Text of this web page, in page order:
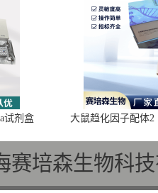
试剂盒 大鼠趋化因子配体2
赛培森生物科